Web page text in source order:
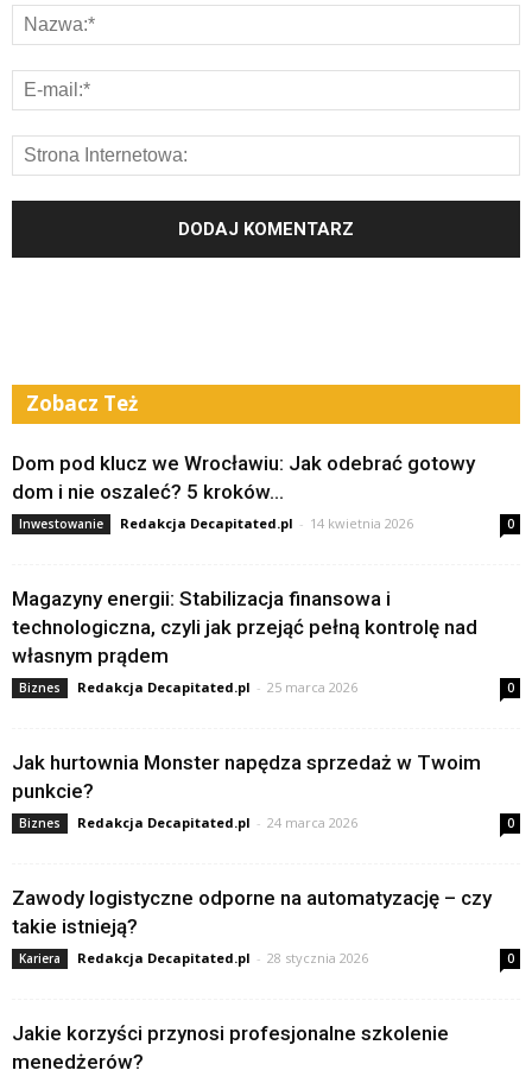
Zobacz Też
Dom pod klucz we Wrocławiu: Jak odebrać gotowy
dom i nie oszaleć? 5 kroków...
Inwestowanie Redakcja Decapitated.pl - 14 kwietnia 2026 0
Magazyny energii: Stabilizacja finansowa i
technologiczna, czyli jak przejąć pełną kontrolę nad
własnym prądem
Biznes Redakcja Decapitated.pl - 25 marca 2026 0
Jak hurtownia Monster napędza sprzedaż w Twoim
punkcie?
Biznes Redakcja Decapitated.pl - 24 marca 2026 0
Zawody logistyczne odporne na automatyzację – czy
takie istnieją?
Kariera Redakcja Decapitated.pl - 28 stycznia 2026 0
Jakie korzyści przynosi profesjonalne szkolenie
menedżerów?